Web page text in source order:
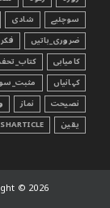
سوچئیے
شادی
ضروری_باتیں
فکر
کامیابی
کہانیاں
نصیحت
نماز
یقین
© 2026 | کچھ نیا جانیں | All Rights Reserved